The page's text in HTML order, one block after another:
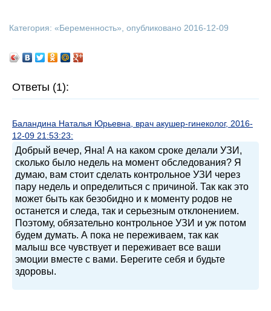
Категория: «Беременность», опубликовано 2016-12-09
Ответы (1):
Баландина Наталья Юрьевна, врач акушер-гинеколог, 2016-
12-09 21:53:23:
Добрый вечер, Яна! А на каком сроке делали УЗИ,
сколько было недель на момент обследования? Я
думаю, вам стоит сделать контрольное УЗИ через
пару недель и определиться с причиной. Так как это
может быть как безобидно и к моменту родов не
останется и следа, так и серьезным отклонением.
Поэтому, обязательно контрольное УЗИ и уж потом
будем думать. А пока не переживаем, так как
малыш все чувствует и переживает все ваши
эмоции вместе с вами. Берегите себя и будьте
здоровы.